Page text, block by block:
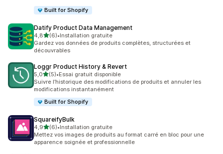
Built for Shopify
Datify Product Data Management
4,8étoile(s) sur 5
(6)
6 avis au total
•Installation gratuite
Gardez vos données de produits complètes, structurées et
découvrables
Loggr Product History & Revert
5,0étoile(s) sur 5
(5)
5 avis au total
•Essai gratuit disponible
Suivre l’historique des modifications de produits et annuler les
modifications instantanément
Built for Shopify
SquareifyBulk
4,9étoile(s) sur 5
(6)
6 avis au total
•Installation gratuite
Mettez vos images de produits au format carré en bloc pour une
apparence soignée et professionnelle